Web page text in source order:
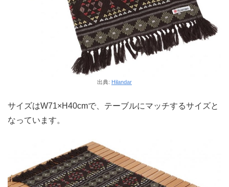
出典: Hilandar
サイズはW71×H40cmで、テーブルにマッチするサイズと
なっています。